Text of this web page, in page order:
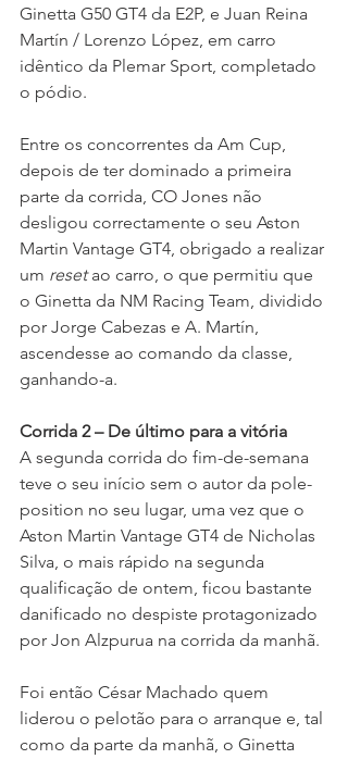
Ginetta G50 GT4 da E2P, e Juan Reina
Martín / Lorenzo López, em carro
idêntico da Plemar Sport, completado
o pódio.
Entre os concorrentes da Am Cup,
depois de ter dominado a primeira
parte da corrida, CO Jones não
desligou correctamente o seu Aston
Martin Vantage GT4, obrigado a realizar
um reset ao carro, o que permitiu que
o Ginetta da NM Racing Team, dividido
por Jorge Cabezas e A. Martín,
ascendesse ao comando da classe,
ganhando-a.
Corrida 2 – De último para a vitória
A segunda corrida do fim-de-semana
teve o seu início sem o autor da pole-
position no seu lugar, uma vez que o
Aston Martin Vantage GT4 de Nicholas
Silva, o mais rápido na segunda
qualificação de ontem, ficou bastante
danificado no despiste protagonizado
por Jon Alzpurua na corrida da manhã.
Foi então César Machado quem
liderou o pelotão para o arranque e, tal
como da parte da manhã, o Ginetta